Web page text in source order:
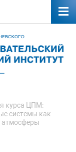
курса ЦПМ:
системы как
атмосферы